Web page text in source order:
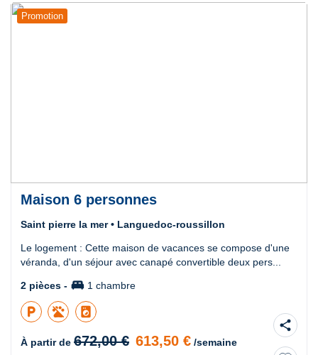
Promotion
Maison 6 personnes
Saint pierre la mer • Languedoc-roussillon
Le logement : Cette maison de vacances se compose d'une
véranda, d'un séjour avec canapé convertible deux pers...
2 pièces - king_bed 1 chambre
local_parking local_laundry_service
À partir de 672,00 € 613,50 € /semaine
share